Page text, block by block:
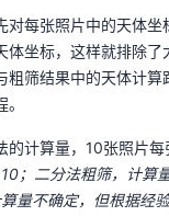
对每张照片中的天体坐
体坐标，这样就排除了
粗筛结果中的天体计算
的计算量，10张照片
10；二分法粗筛，计算
量不确定，但根据经